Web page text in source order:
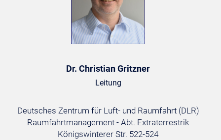
Dr. Christian Gritzner
Leitung
Deutsches Zentrum für Luft- und Raumfahrt (DLR)
Raumfahrtmanagement - Abt. Extraterrestrik
Königswinterer Str. 522-524